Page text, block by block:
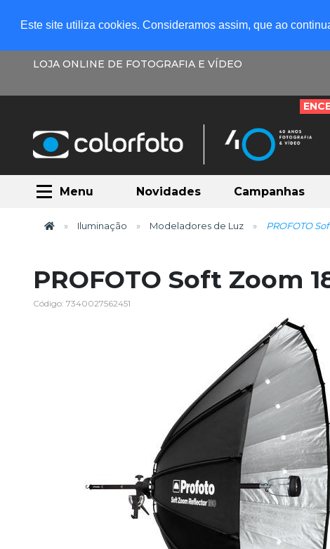
Este site utiliza cookies. Consideramos assim, que ao
LOJA ONLINE DE FOTOGRAFIA E VÍDEO
Menu Novidades Campanhas
Iluminação Modeladores de Luz PROFOTO
PROFOTO Soft Zoom
Código: 7340027562451